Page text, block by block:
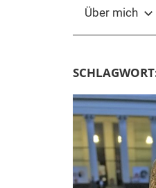
Über mich